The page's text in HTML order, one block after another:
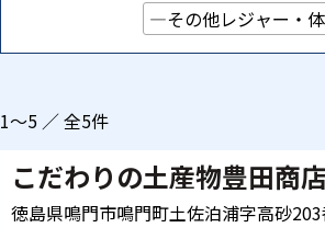
1～5 ／ 全5件
こだわりの土産物豊田商店
徳島県鳴門市鳴門町土佐泊浦字高砂